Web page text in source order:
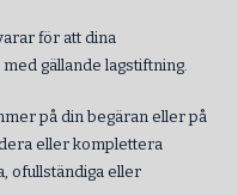
för att dina
gällande lagstiftning.
på din begäran eller på
eller komplettera
ofullständiga eller